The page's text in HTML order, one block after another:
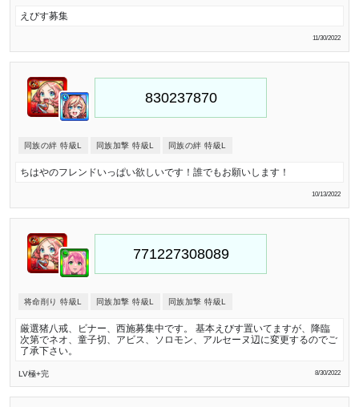
えびす募集
11/30/2022
同族の絆 特級L 同族加撃 特級L 同族の絆 特級L
ちはやのフレンドいっぱい欲しいです！誰でもお願いします！
10/13/2022
将命削り 特級L 同族加撃 特級L 同族加撃 特級L
厳選猪八戒、ビナー、西施募集中です。 基本えびす置いてますが、降臨
次第でネオ、童子切、アビス、ソロモン、アルセーヌ辺に変更するのでご
了承下さい。
LV極+完 8/30/2022